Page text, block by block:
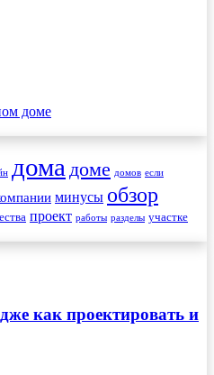
дома доме домов если
минусы обзор
проект работы разделы участке
как проектировать и